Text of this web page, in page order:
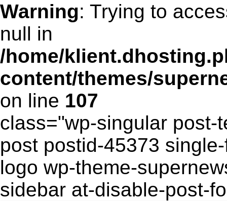
Warning: Trying to
null in
/home/
content/themes/
on line 107
class="wp-singular post-
post postid-45373
logo wp-theme-
sidebar at-disable-post-